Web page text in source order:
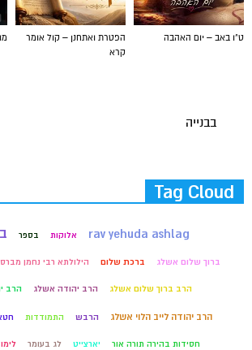
הפטרת ואתחנן – קול אומר
קרא
ט"ו באב – יום האהבה
בבנייה
Tag Cloud
rav yehuda ashlag אלוקות בספר
ברוך שלום אשלג ברכת שלום הילולתא רבי נחמן
הרב ברוך שלום אשלג הרב יהודה אשלג הרב
הרב יהודה לייב הלוי אשלג הרבש התמודדות
חסידות בהירה תורה אור יארצייט לג בעומר